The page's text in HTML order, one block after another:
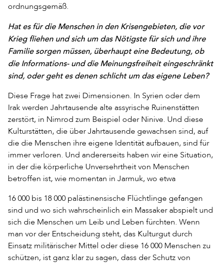
ordnungsgemäß.
Hat es für die Menschen in den Krisengebieten, die vor
Krieg fliehen und sich um das Nötigste für sich und ihre
Familie sorgen müssen, überhaupt eine Bedeutung, ob
die Informations- und die Meinungsfreiheit eingeschränkt
sind, oder geht es denen schlicht um das eigene Leben?
Diese Frage hat zwei Dimensionen. In Syrien oder dem
Irak werden Jahrtausende alte assyrische Ruinenstätten
zerstört, in Nimrod zum Beispiel oder Ninive. Und diese
Kulturstätten, die über Jahrtausende gewachsen sind, auf
die die Menschen ihre eigene Identität aufbauen, sind für
immer verloren. Und andererseits haben wir eine Situation,
in der die körperliche Unversehrtheit von Menschen
betroffen ist, wie momentan in Jarmuk, wo etwa
16 000 bis 18 000 palästinensische Flüchtlinge gefangen
sind und wo sich wahrscheinlich ein Massaker abspielt und
sich die Menschen um Leib und Leben fürchten. Wenn
man vor der Entscheidung steht, das Kulturgut durch
Einsatz militärischer Mittel oder diese 16 000 Menschen zu
schützen, ist ganz klar zu sagen, dass der Schutz von